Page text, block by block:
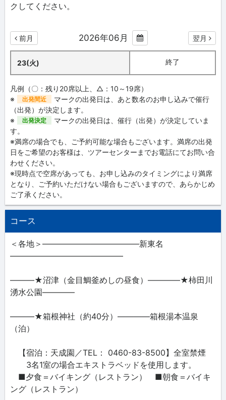
クしてください。
前月 2026年06月 翌月
23(火) 終了
凡例（〇：残り20席以上、△：10～19席）
※
出発間近
マークの出発日は、あと数名のお申し込みで催行
（出発）が決定します。
※
出発決定
マークの出発日は、催行（出発）が決定していま
す。
※満席の場合でも、ご予約可能な場合もございます。満席の出発
日をご希望のお客様は、ツアーセンターまでお電話にてお問い合
わせください。
※現時点で空席があっても、お申し込みのタイミングにより満席
となり、ご予約いただけない場合もございますので、あらかじめ
ご了承ください。
コース
＜各地＞――――――――――――新東名
――――――――――――――
―――★沼津（金目鯛釜めしの昼食）――――★柿田川
湧水公園――――
―――★箱根神社（約40分）――――箱根湯本温泉
（泊）
【宿泊：天成園／TEL： 0460-83-8500】全室禁煙
3名1室の場合エキストラベッドを使用します。
■夕食＝バイキング（レストラン） ■朝食＝バイキ
ング（レストラン）